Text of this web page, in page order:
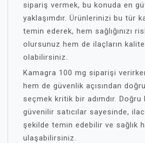
sipariş vermek, bu konuda en
yaklaşımdır. Ürünlerinizi bu tür
temin ederek, hem sağlığınızı
olursunuz hem de ilaçların
olabilirsiniz.
Kamagra 100 mg siparişi
hem de güvenlik açısından
seçmek kritik bir adımdır. Doğru
güvenilir satıcılar sayesinde,
şekilde temin edebilir ve sağlık
ulaşabilirsiniz.